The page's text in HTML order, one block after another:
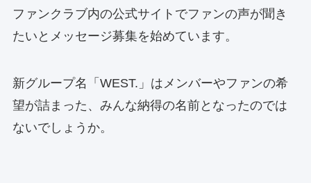
ファンクラブ内の公式サイトでファンの声が聞き
たいとメッセージ募集を始めています。
新グループ名「WEST.」はメンバーやファンの希
望が詰まった、みんな納得の名前となったのでは
ないでしょうか。